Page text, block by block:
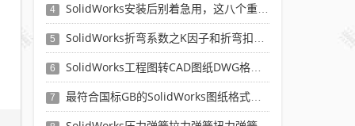
4 SolidWorks安装后别着急用，这八个重要SolidWorks设置可以提高你的画图效率
5 SolidWorks折弯系数之K因子和折弯扣除表-溪风推荐
6 SolidWorks工程图转CAD图纸DWG格式映射文件无乱码可分层-溪风亲测推荐
7 最符合国标GB的SolidWorks图纸格式和图纸模板下载-溪风专用版